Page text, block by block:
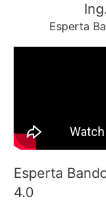
Esperta
Esperta
4.0